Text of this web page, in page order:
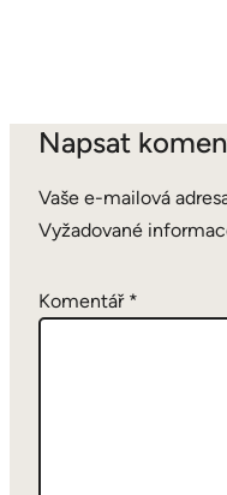
Napsat
Vaše e-mailová
Vyžadované
Komentář *